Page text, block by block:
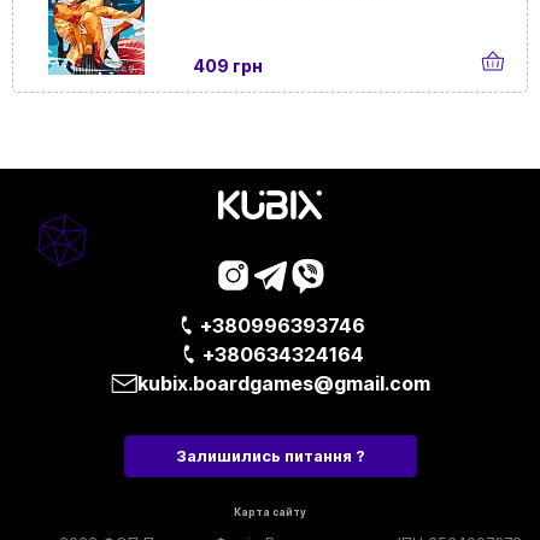
409 грн
+380996393746
+380634324164
kubix.boardgames@gmail.com
Залишились питання ?
Карта сайту